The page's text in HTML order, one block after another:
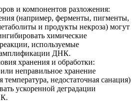
и компонентов разложения:
(например, ферменты, пигменты,
и продукты некроза) могут
химические
используемые
ДНК.
хранения и обработки:
неправильное хранение
температура, недостаточная санация)
ускоренной деградации